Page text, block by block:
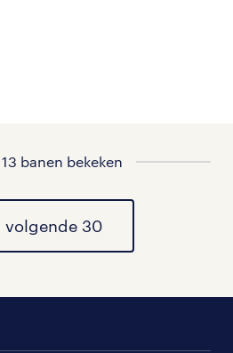
banen bekeken
volgende 30